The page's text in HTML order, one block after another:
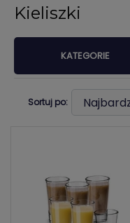
Kieliszki
KATEGORIE
Sortuj po: